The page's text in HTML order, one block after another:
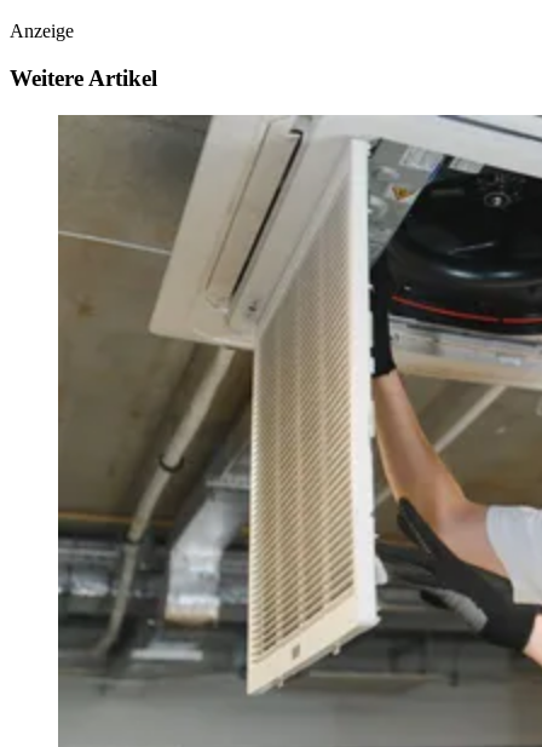
Anzeige
Weitere Artikel